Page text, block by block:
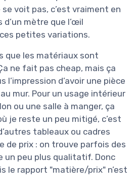
voit pas, c’est vraiment en
d’un mètre que l’œil
petites variations.
que les matériaux sont
ne fait pas cheap, mais ça
l’impression d’avoir une pièce
mur. Pour un usage intérieur
ou une salle à manger, ça
je reste un peu mitigé, c’est
tableaux ou cadres
de prix : on trouve parfois des
un peu plus qualitatif. Donc
le rapport "matière/prix" n’est